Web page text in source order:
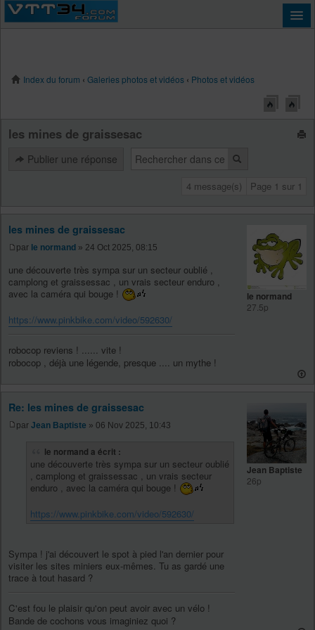
Index du forum ‹ Galeries photos et vidéos ‹ Photos et vidéos
les mines de graissesac
Publier une réponse
4 message(s) Page 1 sur 1
les mines de graissesac
par le normand » 24 Oct 2025, 08:15
une découverte très sympa sur un secteur oublié ,
camplong et graissessac , un vrais secteur enduro ,
avec la caméra qui bouge !
https://www.pinkbike.com/video/592630/
robocop reviens ! ...... vite !
robocop , déjà une légende, presque .... un mythe !
le normand
27.5p
Re: les mines de graissesac
par Jean Baptiste » 06 Nov 2025, 10:43
le normand a écrit :
une découverte très sympa sur un secteur oublié
, camplong et graissessac , un vrais secteur
enduro , avec la caméra qui bouge !
https://www.pinkbike.com/video/592630/
Sympa ! j'ai découvert le spot à pied l'an dernier pour
visiter les sites miniers eux-mêmes. Tu as gardé une
trace à tout hasard ?
C'est fou le plaisir qu'on peut avoir avec un vélo !
Bande de cochons vous imaginiez quoi ?
Jean Baptiste
26p